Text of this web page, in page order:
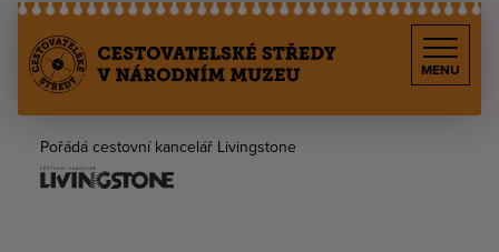
MENU
Pořádá cestovní kancelář Livingstone